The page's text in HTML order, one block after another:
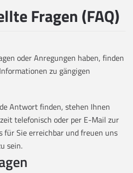
Fragen (FAQ)
oder Anregungen haben, finden
zu gängigen
Antwort finden, stehen Ihnen
telefonisch oder per E-Mail zur
für Sie erreichbar und freuen uns
sein.